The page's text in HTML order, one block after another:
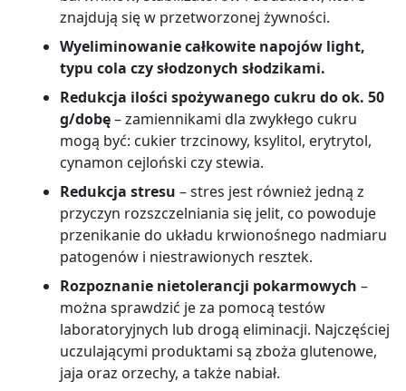
znajdują się w przetworzonej żywności.
Wyeliminowanie całkowite napojów light,
typu cola czy słodzonych słodzikami.
Redukcja ilości spożywanego cukru do ok. 50
g/dobę–zamiennikami dla zwykłego cukru
mogą być: cukier trzcinowy, ksylitol, erytrytol,
cynamon cejloński czy stewia.
Redukcja stresu – stres jest również jedną z
przyczyn rozszczelniania się jelit, co powoduje
przenikanie do układu krwionośnego nadmiaru
patogenów i niestrawionych resztek.
Rozpoznanie nietolerancji pokarmowych –
można sprawdzić je za pomocą testów
laboratoryjnych lub drogą eliminacji. Najczęściej
uczulającymi produktami są zboża glutenowe,
jaja oraz orzechy, a także nabiał.